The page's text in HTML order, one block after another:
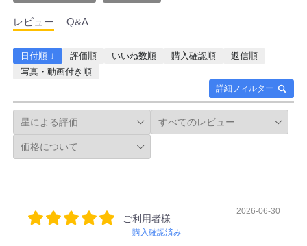
レビュー Q&A
詳細フィルター
日付順 ↓ 評価順 いいね数順 購入確認順
返信順
写真・動画付き順
ご利用者様
購入確認済み
2026-06-30